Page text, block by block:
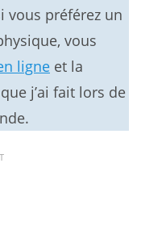
vous préférez un
vous
ligne et la
j’ai fait lors de